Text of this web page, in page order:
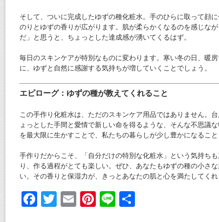
そして、ついに完成したゆずの種化粧水。手のひらに取って顔
のりとゆずの香りが広がります。肌が柔らかくなるのを感じな
だ」と思うと、ちょっとした達成感が湧いてくるはず。
毎日のスキンケアが特別なものに変わります。寒い冬の日、暖
に、ゆずと自然に感謝する気持ちが増していくことでしょう。
エピローグ：ゆずの種が教えてくれること
この手作り化粧水は、ただのスキンケア用品ではありません。
ょっとした手間と愛情で新しい命を得るような、そんな不思議
を最大限に生かすことで、私たちの暮らしが少し豊かになるこ
手作りだからこそ、「自分だけの特別な化粧水」という気持ち
り、作る過程がとても楽しい。ぜひ、あなたもゆずの種の小さ
い。その香りと保湿力が、きっとあなたの肌と心を満たしてく
F T E Pi Li